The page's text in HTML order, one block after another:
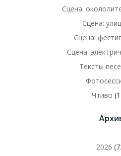
Сцена:
Сцена:
Сцена:
Сцена:
Тексты
Чтиво
2026